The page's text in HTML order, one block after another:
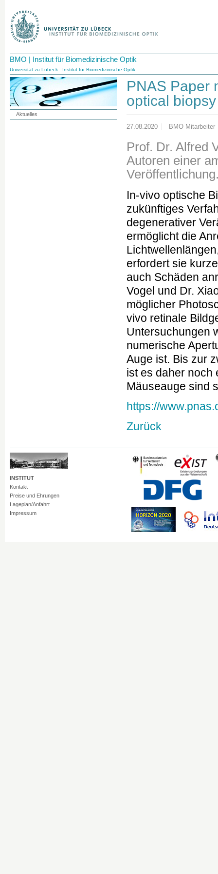
BMO | Institut für Biomedizinische Optik
Universität zu Lübeck - Institut für Biomedizinische Optik -
PNAS Paper
optical
27.08.2020 BMO Mitarbeiter
Prof. Dr. Alfred
Autoren einer
In-vivo optische
zukünftiges
degenerativer
ermöglicht die
erfordert sie
auch Schäden
Vogel und Dr.
möglicher
vivo retinale
Untersuchungen
numerische
Auge ist. Bis zur
ist es daher noch
Mäuseauge sind
https://
Zurück
Aktuelles
INSTITUT
Kontakt
Preise und Ehrungen
Lageplan/Anfahrt
Impressum